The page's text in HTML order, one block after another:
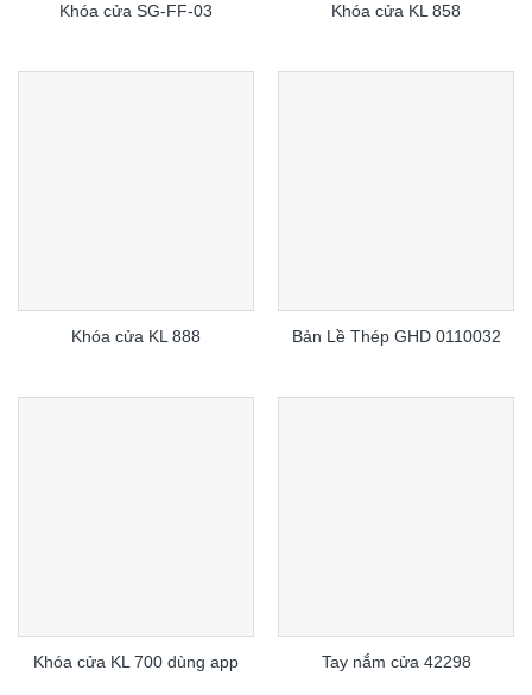
Khóa cửa SG-FF-03 Khóa cửa KL 858
Khóa cửa KL 888 Bản Lề Thép GHD 0110032
Khóa cửa KL 700 dùng app Tay nắm cửa 42298